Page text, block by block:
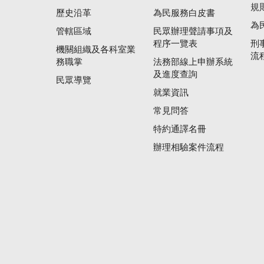
歷史沿革
管轄區域
機關組織及各科室業
務職掌
民眾導覽
為民服務白皮書
民眾辦理聲請事項及
程序一覽表
法務部線上申辦系統
及進度查詢
就業資訊
常見問答
特約通譯名冊
辦理相驗案件流程
規
為
刑
流